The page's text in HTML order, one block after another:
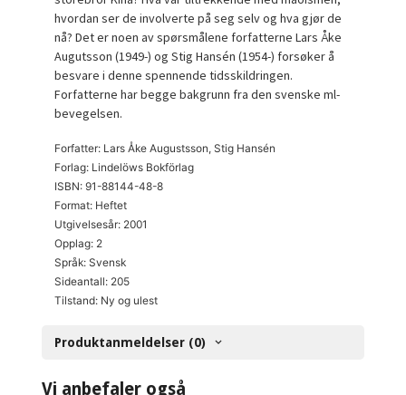
hvordan ser de involverte på seg selv og hva gjør de
nå? Det er noen av spørsmålene forfatterne Lars Åke
Augutsson (1949-) og Stig Hansén (1954-) forsøker å
besvare i denne spennende tidsskildringen.
Forfatterne har begge bakgrunn fra den svenske ml-
bevegelsen.
Forfatter: Lars Åke Augustsson, Stig Hansén
Forlag: Lindelöws Bokförlag
ISBN: 91-88144-48-8
Format: Heftet
Utgivelsesår: 2001
Opplag: 2
Språk: Svensk
Sideantall: 205
Tilstand: Ny og ulest
Produktanmeldelser (0)
Vi anbefaler også